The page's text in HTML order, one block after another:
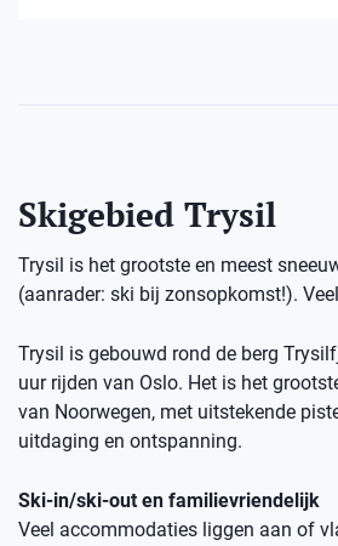
Skigebied Trysil
Trysil is het grootste en meest
(aanrader: ski bij zonsopkomst!).
Trysil is gebouwd rond de berg
uur rijden van Oslo. Het is het
van Noorwegen, met uitstekende
uitdaging en ontspanning.
Ski-in/ski-out en familievriendelijk
Veel accommodaties liggen aan of